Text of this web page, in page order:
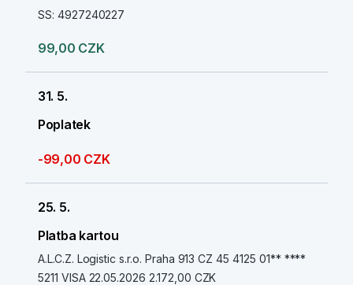
SS: 4927240227
99,00 CZK
31. 5.
Poplatek
-99,00 CZK
25. 5.
Platba kartou
A.L.C.Z. Logistic s.r.o. Praha 913 CZ 45 4125 01** ****
5211 VISA 22.05.2026 2.172,00 CZK